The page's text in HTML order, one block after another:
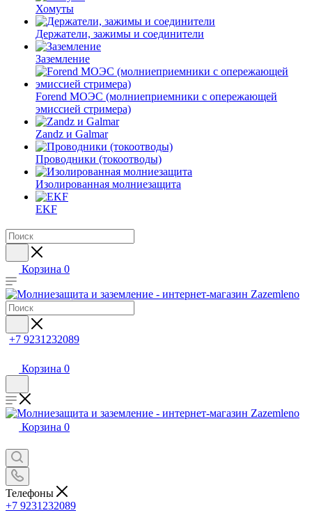
Хомуты
Держатели, зажимы и соединители
Заземление
Forend МОЭС (молниеприемники с опережающей
эмиссией стримера)
Zandz и Galmar
Проводники (токоотводы)
Изолированная молниезащита
EKF
Корзина 0
+7 9231232089
Корзина 0
Корзина 0
Телефоны
+7 9231232089